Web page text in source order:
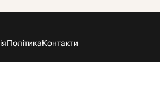
ПолітикаКонтакти